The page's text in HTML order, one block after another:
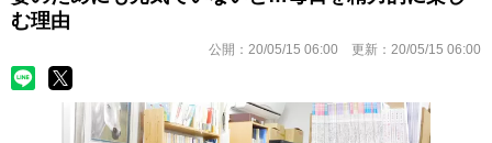
む理由
公開： 20/05/15 06:00 更新： 20/05/15 06:00